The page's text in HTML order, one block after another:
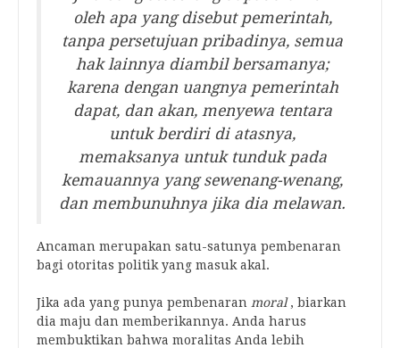
oleh apa yang disebut pemerintah,
tanpa persetujuan pribadinya, semua
hak lainnya diambil bersamanya;
karena dengan uangnya pemerintah
dapat, dan akan, menyewa tentara
untuk berdiri di atasnya,
memaksanya untuk tunduk pada
kemauannya yang sewenang-wenang,
dan membunuhnya jika dia melawan.
Ancaman merupakan satu-satunya pembenaran
bagi otoritas politik yang masuk akal.
Jika ada yang punya pembenaran moral, biarkan
dia maju dan memberikannya. Anda harus
membuktikan bahwa moralitas Anda lebih